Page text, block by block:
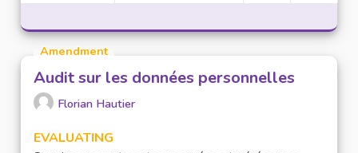
Amendment
Audit sur les données personnelles
Florian Hautier
EVALUATING